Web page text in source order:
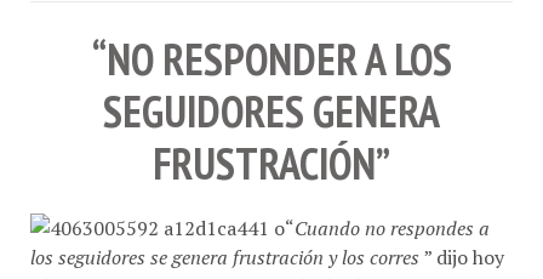
“NO RESPONDER A LOS
SEGUIDORES GENERA
FRUSTRACIÓN”
los seguidores se genera frustración y los corres” dijo hoy
a las 9 HLV,EN VIVO, nuestro invitadoHugo